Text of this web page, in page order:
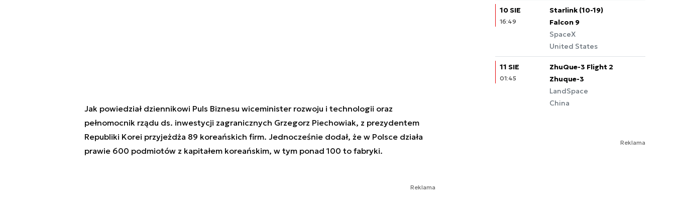
Jak powiedział dziennikowi Puls Biznesu wiceminister rozwoju i technologii oraz
pełnomocnik rządu ds. inwestycji zagranicznych Grzegorz Piechowiak, z prezydentem
Republiki Korei przyjeżdża 89 koreańskich firm. Jednocześnie dodał, że w Polsce działa
prawie 600 podmiotów z kapitałem koreańskim, w tym ponad 100 to fabryki.
Reklama
10 SIE
16:49
Starlink (10-19)
Falcon 9
SpaceX
United States
11 SIE
01:45
ZhuQue-3 Flight 2
Zhuque-3
LandSpace
China
Reklama